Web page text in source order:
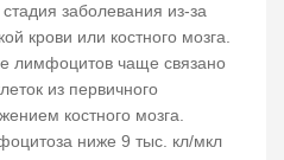
заболевания из-за
крови или костного мозга.
лимфоцитов чаще связано
из первичного
костного мозга.
ниже 9 тыс. кл/мкл